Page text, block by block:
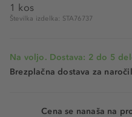
1 kos
Številka izdelka: STA76737
Na voljo. Dostava: 2 do 5
Brezplačna dostava za
Cena se nanaša na